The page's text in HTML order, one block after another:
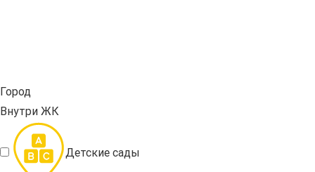
Город
Внутри ЖК
Детские сады